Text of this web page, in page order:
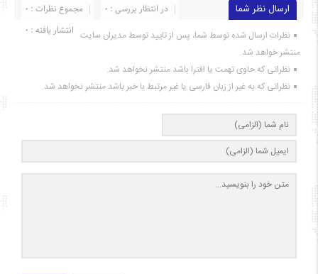
ارسال نظر شما مجموع نظرات : 0
در انتظار بررسی : 0
انتشار یافته : ۰ نظرات ارسال شده توسط شما، پس از تایید توسط مدیران سایت
منتشر خواهد شد.
نظراتی که حاوی تهمت یا افترا باشد منتشر نخواهد شد.
نظراتی که به غیر از زبان فارسی یا غیر مرتبط با خبر باشد منتشر نخواهد شد.